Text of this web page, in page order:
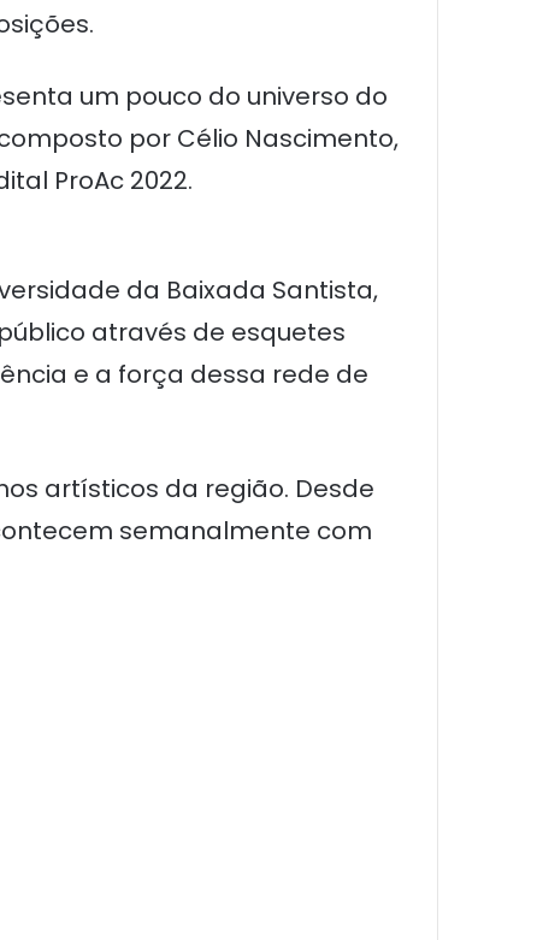
um pouco do universo do
por Célio Nascimento,
ProAc 2022.
da Baixada Santista,
através de esquetes
e a força dessa rede de
artísticos da região. Desde
semanalmente com